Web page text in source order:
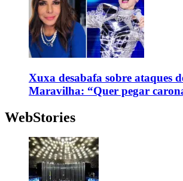
Xuxa desabafa sobre ataques
Maravilha: “Quer pegar
WebStories